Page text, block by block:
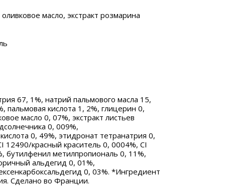
масло, экстракт розмарина
67, 1%, натрий пальмового масла 15,
пальмовая кислота 1, 2%, глицерин 0,
масло 0, 07%, экстракт листьев
0, 009%,
0, 49%, этидронат тетранатрия 0,
12490/красный краситель 0, 0004%, CI
бутилфенил метилпропиональ 0, 11%,
альдегид 0, 01%,
0, 03%. *Ингредиент
Сделано во Франции.